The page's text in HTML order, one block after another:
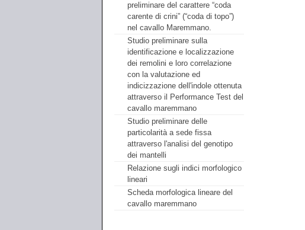
preliminare del carattere “coda
carente di crini” (“coda di topo”)
nel cavallo Maremmano.
Studio preliminare sulla
identificazione e localizzazione
dei remolini e loro correlazione
con la valutazione ed
indicizzazione dell'indole ottenuta
attraverso il Performance Test del
cavallo maremmano
Studio preliminare delle
particolarità a sede fissa
attraverso l'analisi del genotipo
dei mantelli
Relazione sugli indici morfologico
lineari
Scheda morfologica lineare del
cavallo maremmano